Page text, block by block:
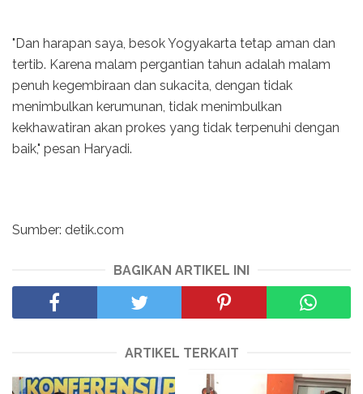
"Dan harapan saya, besok Yogyakarta tetap aman dan
tertib. Karena malam pergantian tahun adalah malam
penuh kegembiraan dan sukacita, dengan tidak
menimbulkan kerumunan, tidak menimbulkan
kekhawatiran akan prokes yang tidak terpenuhi dengan
baik," pesan Haryadi.
Sumber: detik.com
BAGIKAN ARTIKEL INI
ARTIKEL TERKAIT